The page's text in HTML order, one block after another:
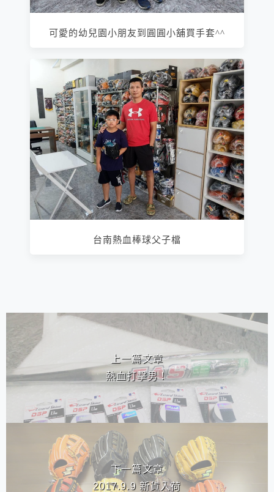
可愛的幼兒園小朋友到圓圓小舖買手套^^
台南熱血棒球父子檔
上一篇文章
熱血打擊男！
下一篇文章
2017.9.9 新貨入荷